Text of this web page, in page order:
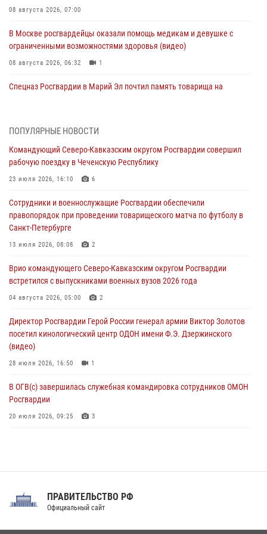
08 августа 2026, 07:00
В Москве росгвардейцы оказали помощь медикам и девушке с
ограниченными возможностями здоровья (видео)
08 августа 2026, 06:32 1
Спецназ Росгвардии в Марий Эл почтил память товарища на
турнирами, мастер-классами и легкоатлетическими забегами
08 августа 2026, 06:03
подготовки на Урале
08 августа 2026, 05:00 3
В ДНР выполняющие задачи СВО росгвардейцы получают из дома
08 августа 2026, 05:00
Комплексные проверки безопасности объектов образования с
08 августа 2026, 04:01
ПОПУЛЯРНЫЕ НОВОСТИ
Командующий Северо-Кавказским округом Росгвардии совершил
рабочую поездку в Чеченскую Республику
23 июля 2026, 16:10 6
Сотрудники и военнослужащие Росгвардии обеспечили
правопорядок при проведении товарищеского матча по футболу в
Санкт-Петербурге
13 июля 2026, 08:08 2
Врио командующего Северо-Кавказским округом Росгвардии
встретился с выпускниками военных вузов 2026 года
04 августа 2026, 05:00 2
Директор Росгвардии Герой России генерал армии Виктор Золотов
посетил кинологический центр ОДОН имени Ф.Э. Дзержинского
(видео)
28 июля 2026, 16:50 1
В ОГВ(с) завершилась служебная командировка сотрудников ОМОН
Росгвардии
20 июля 2026, 09:25 3
Праздник «Один день с Росгвардией» к 105-летию Центрального
ПРАВИТЕЛЬСТВО РФ
Официальный сайт